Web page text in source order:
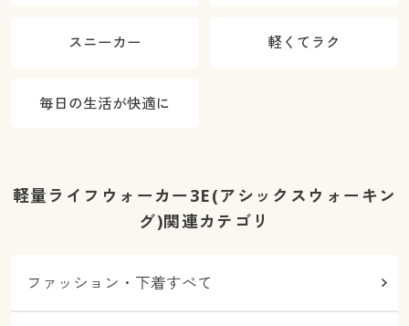
スニーカー 軽くてラク
毎日の生活が快適に
軽量ライフウォーカー3E(アシックスウォーキン
グ)関連カテゴリ
ファッション・下着すべて